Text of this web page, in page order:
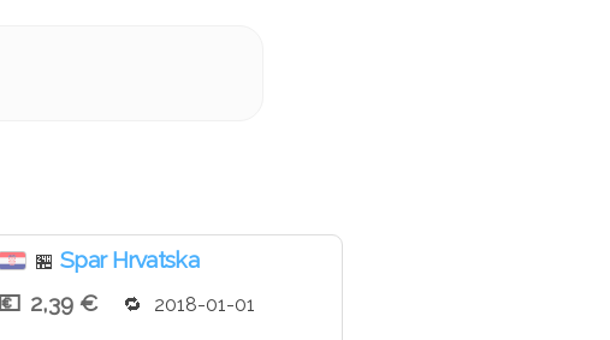
🏪 Spar Hrvatska
2,39 €
2018-01-01